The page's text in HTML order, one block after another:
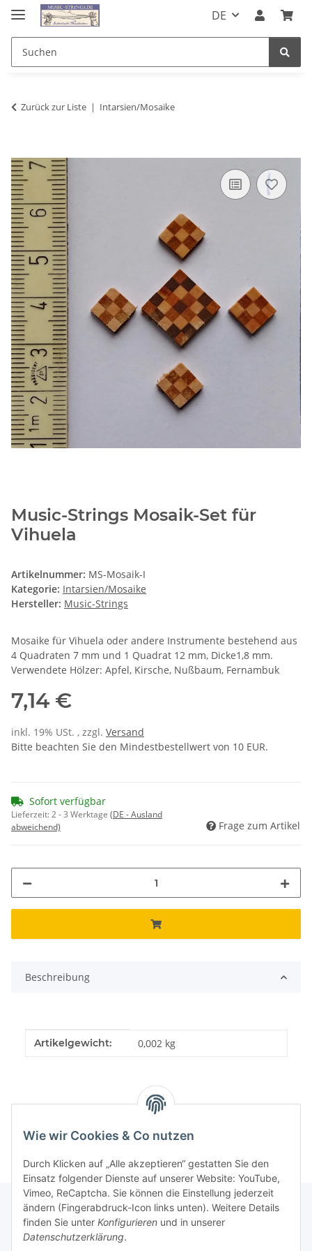
Wie wir Cookies & Co nutzen
Durch Klicken auf „Alle akzeptieren“ gestatten Sie den
Einsatz folgender Dienste auf unserer Website: YouTube,
Vimeo, ReCaptcha. Sie können die Einstellung jederzeit
ändern (Fingerabdruck-Icon links unten). Weitere Details
finden Sie unter Konfigurieren und in unserer
Datenschutzerklärung.
DE
Zurück zur Liste Intarsien/Mosaike
Music-Strings Mosaik-Set für
Vihuela
Artikelnummer: MS-Mosaik-I
Kategorie: Intarsien/Mosaike
Hersteller: Music-Strings
Mosaike für Vihuela oder andere Instrumente bestehend aus
4 Quadraten 7 mm und 1 Quadrat 12 mm, Dicke1,8 mm.
Verwendete Hölzer: Apfel, Kirsche, Nußbaum, Fernambuk
7,14 €
inkl. 19% USt. , zzgl. Versand
Bitte beachten Sie den Mindestbestellwert von 10 EUR.
Sofort verfügbar
Lieferzeit:2 - 3 Werktage (DE - Ausland
abweichend)
Frage zum Artikel
Beschreibung
Produkteigenschaft
Wert
Artikelgewicht: 0,002 kg
Informationen